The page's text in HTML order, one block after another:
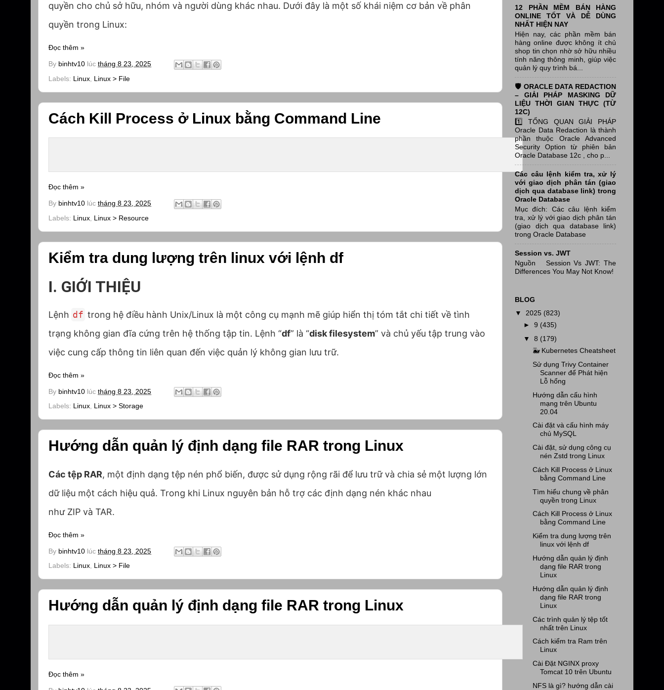
quyền cho chủ sở hữu, nhóm và người dùng khác nhau. Dưới đây là một số khái niệm cơ bản về phân
quyền trong Linux:
Đọc thêm »
By binhtv10 lúc tháng 8 23, 2025
Labels: Linux Linux > File
Cách Kill Process ở Linux bằng Command Line
Đọc thêm »
By binhtv10 lúc tháng 8 23, 2025
Labels: Linux Linux > Resource
Kiểm tra dung lượng trên linux với lệnh df
I. GIỚI THIỆU
Lệnh df trong hệ điều hành Unix/Linux là một công cụ mạnh mẽ giúp hiển thị tóm tắt chi tiết về tình
trạng không gian đĩa cứng trên hệ thống tập tin. Lệnh “df” là “disk filesystem” và chủ yếu tập trung vào
việc cung cấp thông tin liên quan đến việc quản lý không gian lưu trữ.
Đọc thêm »
By binhtv10 lúc tháng 8 23, 2025
Labels: Linux, Linux > Storage
Hướng dẫn quản lý định dạng file RAR trong Linux
Các tệp RAR, một định dạng tệp nén phổ biến, được sử dụng rộng rãi để lưu trữ và chia sẻ một lượng lớn
dữ liệu một cách hiệu quả. Trong khi Linux nguyên bản hỗ trợ các định dạng nén khác nhau
như ZIP và TAR.
Đọc thêm »
By binhtv10 lúc tháng 8 23, 2025
Labels: Linux, Linux > File
Hướng dẫn quản lý định dạng file RAR trong Linux
Đọc thêm »
12 PHẦN MỀM BÁN HÀNG
ONLINE TỐT VÀ DỄ DÙNG
NHẤT HIỆN NAY
Hiện nay, các phần mềm bán
hàng online được không ít chủ
shop tin chọn nhờ sở hữu nhiều
tính năng thông minh, giúp việc
quản lý quy trình bá...
🛡️ ORACLE DATA REDACTION
– GIẢI PHÁP MASKING DỮ
LIỆU THỜI GIAN THỰC (TỪ
12C)
1️⃣ TỔNG QUAN GIẢI PHÁP
Oracle Data Redaction là thành
phần thuộc Oracle Advanced
Security Option từ phiên bản
Oracle Database 12c , cho p...
Các câu lệnh kiểm tra, xử lý
với giao dịch phân tán (giao
dịch qua database link) trong
Oracle Database
Mục đích: Các câu lệnh kiểm
tra, xử lý với giao dịch phân tán
(giao dịch qua database link)
trong Oracle Database
Session vs. JWT
Nguồn Session Vs JWT: The
Differences You May Not Know!
BLOG
▼ 2025 (823)
►9 (435)
▼8 (179)
🐳 Kubernetes Cheatsheet
Sử dụng Trivy Container
Scanner để Phát hiện
Lỗ hổng
Hướng dẫn cấu hình
mạng trên Ubuntu
20.04
Cài đặt và cấu hình máy
chủ MySQL
Cài đặt, sử dụng công cụ
nén Zstd trong Linux
Cách Kill Process ở Linux
bằng Command Line
Tìm hiểu chung về phân
quyền trong Linux
Cách Kill Process ở Linux
bằng Command Line
Kiểm tra dung lượng trên
linux với lệnh df
Hướng dẫn quản lý định
dạng file RAR trong
Linux
Hướng dẫn quản lý định
dạng file RAR trong
Linux
Các trình quản lý tệp tốt
nhất trên Linux
Cách kiểm tra Ram trên
Linux
Cài Đặt NGINX proxy
Tomcat 10 trên Ubuntu
NFS là gì? hướng dẫn cài